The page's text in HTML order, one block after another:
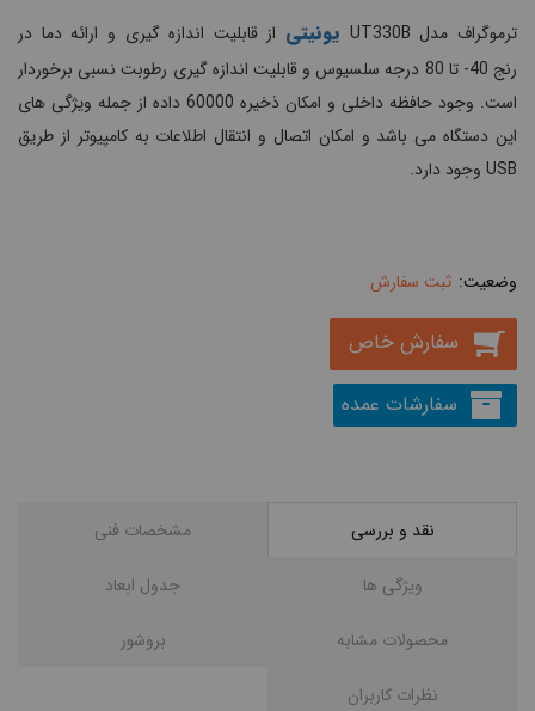
ترموگراف مدل UT330B یونیتی از قابلیت اندازه گیری و ارائه دما در
رنج 40- تا 80 درجه سلسیوس و قابلیت اندازه گیری رطوبت نسبی برخوردار
است. وجود حافظه داخلی و امکان ذخیره 60000 داده از جمله ویژگی های
این دستگاه می باشد و امکان اتصال و انتقال اطلاعات به کامپیوتر از طریق
USB وجود دارد.
ثبت سفارش
سفارش خاص
سفارشات عمده
نقد و بررسی مشخصات فنی
ویژگی ها جدول ابعاد
محصولات مشابه بروشور
نظرات کاربران